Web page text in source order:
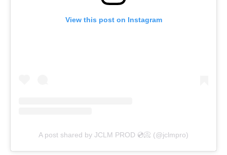
View this post on Instagram
A post shared by JCLM PROD 💿📀 (@jclmpro)